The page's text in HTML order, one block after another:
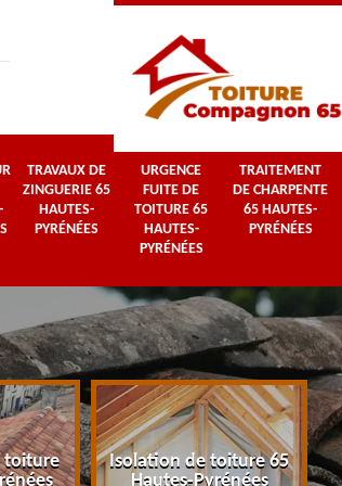
TRAVAUX DE
ZINGUERIE 65
HAUTES-
PYRÉNÉES
URGENCE
FUITE DE
TOITURE 65
HAUTES-
PYRÉNÉES
TRAITEMENT
DE CHARPENTE
65 HAUTES-
PYRÉNÉES
toiture
Isolation de toiture 65
Hautes-Pyrénées